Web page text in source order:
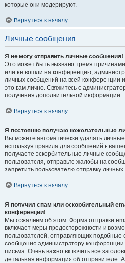
которые они модерируют.
Вернуться к началу
Личные сообщения
Я не могу отправить личные сообщения!
Это может быть вызвано тремя
или не вошли на конференцию,
личных сообщений на всей конференции
это вам лично. Свяжитесь с
получения дополнительной информации.
Вернуться к началу
Я постоянно получаю нежелательные
Вы можете автоматически удалять
используя правила для сообщений в
получаете оскорбительные личные
пользователя, отправьте жалобы на
запретить пользователю отправку
Вернуться к началу
Я получил спам или оскорбительный
конференции!
Мы сожалеем об этом. Форма отправки
включает меры предосторожности и
пользователей, отправляющих подобные
сообщение администратору конференции
письма. Очень важно включить все
детальная информация об отправителе.